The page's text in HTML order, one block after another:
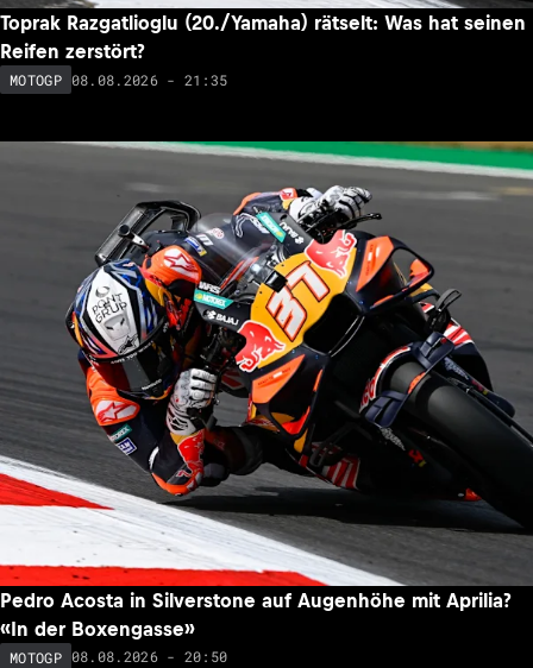
Toprak Razgatlioglu (20./Yamaha) rätselt: Was hat seinen
Reifen zerstört?
MOTOGP 08.08.2026 - 21:35
Pedro Acosta in Silverstone auf Augenhöhe mit Aprilia?
«In der Boxengasse»
MOTOGP 08.08.2026 - 20:50